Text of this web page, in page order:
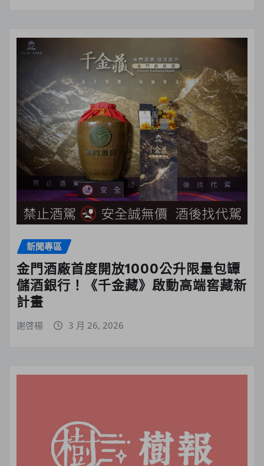
新聞專區
金門酒廠首度開放1000公升限量包罈
儲酒銀行！《千金藏》啟動高端窖藏新
計畫
謝啓楊 3 月 26, 2026